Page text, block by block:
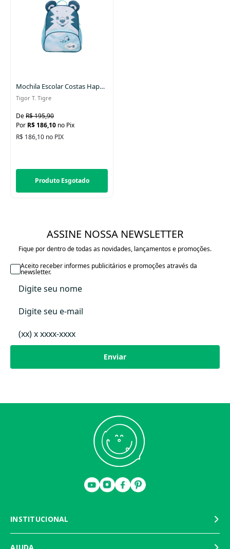
Mochila Escolar Costas Happy Pilot Infantil Azul
Tigor T. Tigre
R$ 195,90
R$ 186,10 no Pix
R$ 186,10 no PIX
Produto Esgotado
ASSINE NOSSA NEWSLETTER
Fique por dentro de todas as novidades, lançamentos e promoções.
Enviar
Aceito receber informes publicitários e promoções através da
newsletter.
INSTITUCIONAL